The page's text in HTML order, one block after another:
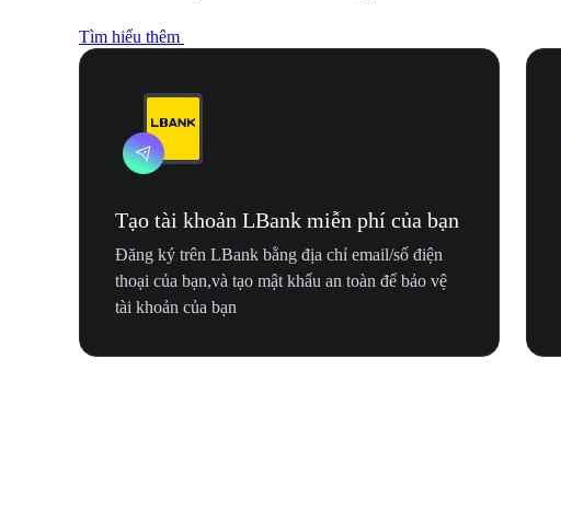
Tìm hiểu thêm
Tạo tài khoản LBank miễn phí của bạn
Đăng ký trên LBank bằng địa chỉ email/số điện
thoại của bạn,và tạo mật khẩu an toàn để bảo vệ
tài khoản của bạn